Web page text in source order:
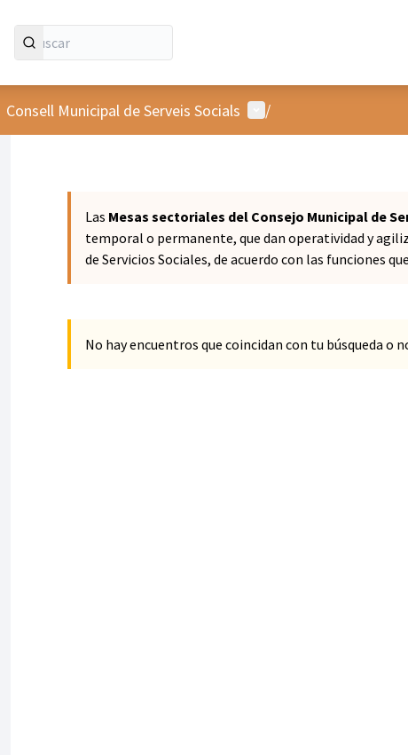
Consell Municipal de Serveis Socials Menú de usuario
/
Las Mesas sectoriales del Consejo Municipal de
temporal o permanente, que dan operatividad y
de Servicios Sociales, de acuerdo con las funciones
No hay encuentros que coincidan con tu búsqueda o